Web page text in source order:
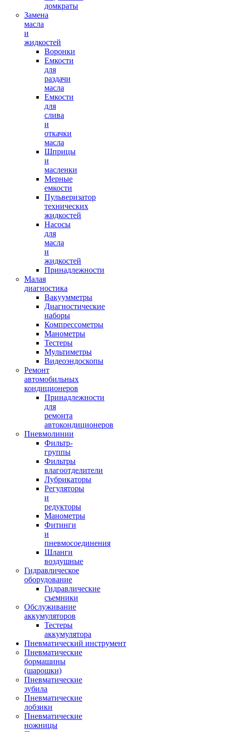
домкраты
Замена
масла
и
жидкостей
Воронки
Емкости
для
раздачи
масла
Емкости
для
слива
и
откачки
масла
Шприцы
и
масленки
Мерные
емкости
Пульверизатор
технических
жидкостей
Насосы
для
масла
и
жидкостей
Принадлежности
Малая
диагностика
Вакуумметры
Диагностические
наборы
Компрессометры
Манометры
Тестеры
Мультиметры
Видеоэндоскопы
Ремонт
автомобильных
кондиционеров
Принадлежности
для
ремонта
автокондиционеров
Пневмолинии
Фильтр-
группы
Фильтры
влагоотделители
Лубрикаторы
Регуляторы
и
редукторы
Манометры
Фитинги
и
пневмосоединения
Шланги
воздушные
Гидравлическое
оборудование
Гидравлические
съемники
Обслуживание
аккумуляторов
Тестеры
аккумулятора
Пневматический инструмент
Пневматические
бормашины
(шарошки)
Пневматические
зубила
Пневматические
лобзики
Пневматические
ножницы